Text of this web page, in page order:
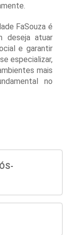
FaSouza é
deseja atuar
e garantir
especializar,
mais
no